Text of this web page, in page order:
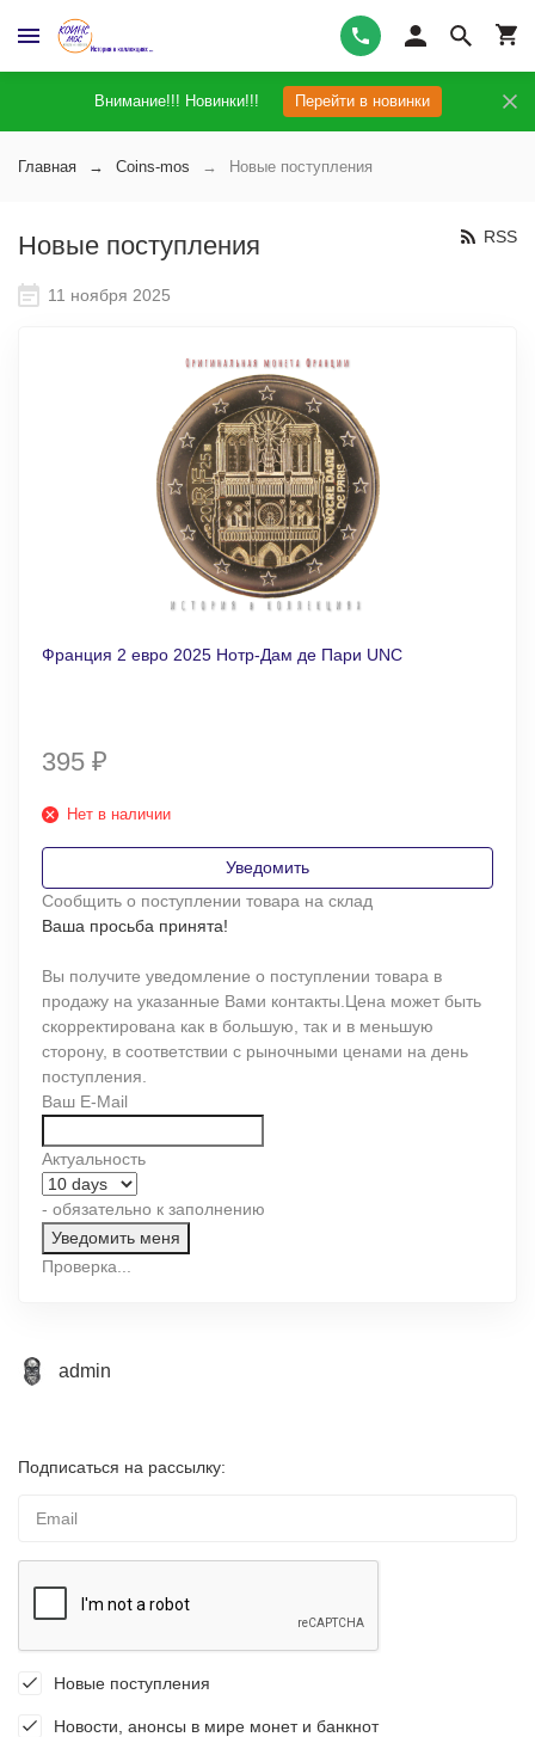
Внимание!!! Новинки!!! Перейти в новинки
Главная Coins-mos Новые поступления
Новые поступления RSS
11 ноября 2025
Франция 2 евро 2025 Нотр-Дам де Пари UNC
395 ₽
Нет в наличии
Уведомить
Сообщить о поступлении товара на склад
Ваша просьба принята!
Вы получите уведомление о поступлении товара в
продажу на указанные Вами контакты.Цена может быть
скорректирована как в большую, так и в меньшую
сторону, в соответствии с рыночными ценами на день
поступления.
Ваш E-Mail
Актуальность
- обязательно к заполнению
Проверка...
admin
Подписаться на рассылку:
Новые поступления
Новости, анонсы в мире монет и банкнот